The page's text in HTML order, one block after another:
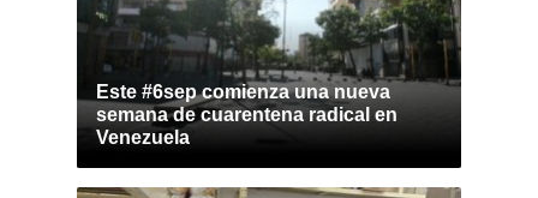
Este #6sep comienza una nueva
semana de cuarentena radical en
Venezuela